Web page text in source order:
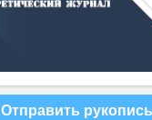
Отправить рукопись